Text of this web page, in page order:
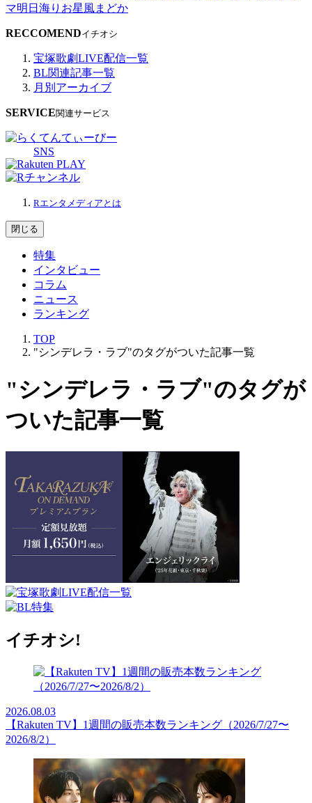
マ明日海りお星風まどか
RECCOMENDイチオシ
宝塚歌劇LIVE配信一覧
BL関連記事一覧
月別アーカイブ
SERVICE関連サービス
SNS
Rエンタメディアとは
閉じる
特集
インタビュー
コラム
ニュース
ランキング
TOP
"シンデレラ・ラブ"のタグがついた記事一覧
"シンデレラ・ラブ"のタグが
ついた記事一覧
イチオシ!
2026.08.03
【Rakuten TV】1週間の販売本数ランキング（2026/7/27〜
2026/8/2）